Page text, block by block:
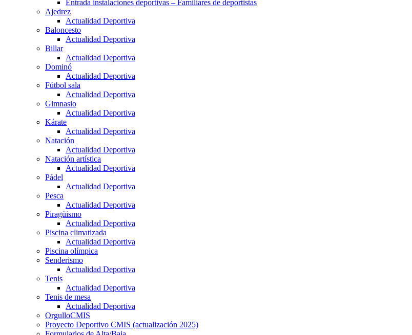
Entrada instalaciones deportivas – Familiares de deportistas
Ajedrez
Actualidad Deportiva
Baloncesto
Actualidad Deportiva
Billar
Actualidad Deportiva
Dominó
Actualidad Deportiva
Fútbol sala
Actualidad Deportiva
Gimnasio
Actualidad Deportiva
Kárate
Actualidad Deportiva
Natación
Actualidad Deportiva
Natación artística
Actualidad Deportiva
Pádel
Actualidad Deportiva
Pesca
Actualidad Deportiva
Piragüismo
Actualidad Deportiva
Piscina climatizada
Actualidad Deportiva
Piscina olímpica
Senderismo
Actualidad Deportiva
Tenis
Actualidad Deportiva
Tenis de mesa
Actualidad Deportiva
OrgulloCMIS
Proyecto Deportivo CMIS (actualización 2025)